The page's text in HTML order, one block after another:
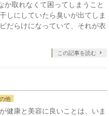
か取れなくて困ってしまうこと
しにしていたら臭いが出てしま
だらけになっていて、それが衣
この記事を読む
他
健康と美容に良いことは、いま